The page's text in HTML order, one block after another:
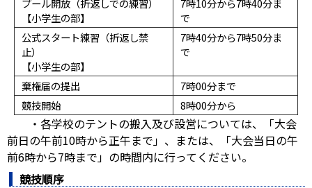
プール開放（折返しでの練習）
【小学生の部】
7時10分から7時40分ま
で
公式スタート練習（折返し禁
止）
【小学生の部】
7時40分から7時50分ま
で
棄権届の提出
7時00分まで
競技開始
8時00分から
・各学校のテントの搬入及び設営については、「大会
前日の午前10時から正午まで」、または、「大会当日の午
前6時から7時まで」の時間内に行ってください。
競技順序